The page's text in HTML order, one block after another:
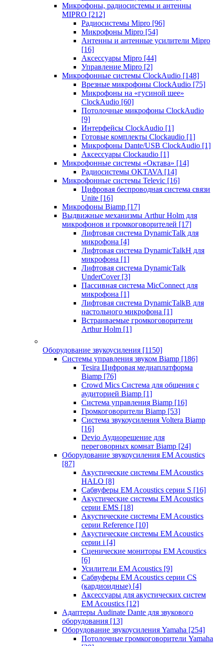
Микрофоны, радиосистемы и антенны
MIPRO [212]
Радиосистемы Mipro [96]
Микрофоны Mipro [54]
Антенны и антенные усилители Mipro
[16]
Аксессуары Mipro [44]
Управление Mipro [2]
Микрофонные системы ClockAudio [148]
Врезные микрофоны ClockAudio [75]
Микрофоны на «гусиной шее»
ClockAudio [60]
Потолочные микрофоны ClockAudio
[9]
Интерфейсы ClockAudio [1]
Готовые комплекты Clockaudio [1]
Микрофоны Dante/USB ClockAudio [1]
Аксессуары Clockaudio [1]
Микрофонные системы «Октава» [14]
Радиосистемы OKTAVA [14]
Микрофонные системы Televic [16]
Цифровая беспроводная система связи
Unite [16]
Микрофоны Biamp [17]
Выдвижные механизмы Arthur Holm для
микрофонов и громкоговорителей [17]
Лифтовая система DynamicTalk для
микрофона [4]
Лифтовая система DynamicTalkH для
микрофона [1]
Лифтовая система DynamicTalk
UnderCover [3]
Пассивная система MicConnect для
микрофона [1]
Лифтовая система DynamicTalkB для
настольного микрофона [1]
Встраиваемые громкоговорители
Arthur Holm [1]
Оборудование звукоусиления [1150]
Системы управления звуком Biamp [186]
Tesira Цифровая медиаплатформа
Biamp [76]
Crowd Mics Система для общения с
аудиторией Biamp [1]
Система управления Biamp [16]
Громкоговорители Biamp [53]
Система звукоусиления Voltera Biamp
[16]
Devio Аудиорешение для
переговорных комнат Biamp [24]
Оборудование звукоусиления EM Acoustics
[87]
Акустические системы EM Acoustics
HALO [8]
Сабвуферы EM Acoustics серии S [16]
Акустические системы EM Acoustics
серии EMS [18]
Акустические системы EM Acoustics
серии Reference [10]
Акустические системы EM Acoustics
серии i [4]
Сценические мониторы EM Acoustics
[6]
Усилители EM Acoustics [9]
Сабвуферы EM Acoustics серии CS
(кардиоидные) [4]
Аксессуары для акустических систем
EM Acoustics [12]
Адаптеры Audinate Dante для звукового
оборудования [13]
Оборудование звукоусиления Yamaha [254]
Потолочные громкоговорители Yamaha